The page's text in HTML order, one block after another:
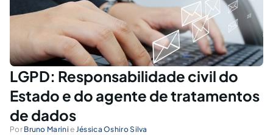
LGPD: Responsabilidade civil do
Estado e do agente de tratamentos
de dados
Por Bruno Marini e Jéssica Oshiro Silva